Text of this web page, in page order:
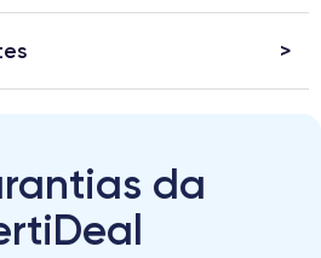
da